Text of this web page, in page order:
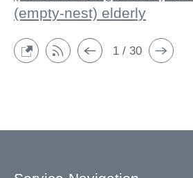
(empty-nest) elderly
1 / 30